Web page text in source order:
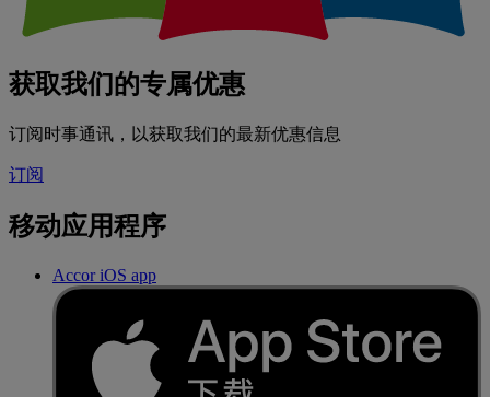
获取我们的专属优惠
订阅时事通讯，以获取我们的最新优惠信息
订阅
移动应用程序
Accor iOS app